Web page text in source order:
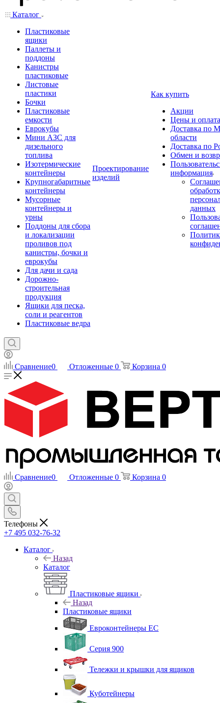
Каталог
Пластиковые
ящики
Паллеты и
поддоны
Канистры
пластиковые
Листовые
пластики
Бочки
Пластиковые
емкости
Еврокубы
Мини АЗС для
дизельного
топлива
Изотермические
контейнеры
Крупногабаритные
контейнеры
Мусорные
контейнеры и
урны
Поддоны для сбора
и локализации
проливов под
канистры, бочки и
еврокубы
Для дачи и сада
Дорожно-
строительная
продукция
Ящики для песка,
соли и реагентов
Пластиковые ведра
Проектирование
изделий
Как купить
Акции
Цены и оплата
Доставка по
области
Доставка по
Обмен и
информация
данных
Сравнение0 Отложенные 0 Корзина 0
Сравнение0 Отложенные 0 Корзина 0
Телефоны
+7 495 032-76-32
Каталог
Назад
Каталог
Пластиковые ящики
Назад
Пластиковые ящики
Евроконтейнеры ЕС
Серия 900
Тележки и крышки для ящиков
Куботейнеры